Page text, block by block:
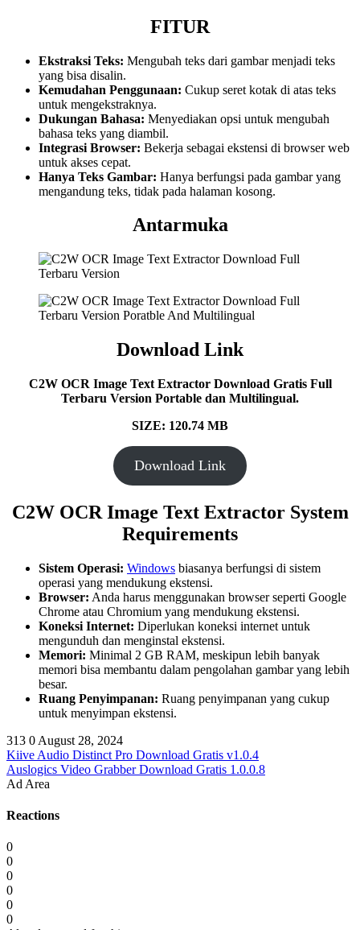
FITUR
Ekstraksi Teks: Mengubah teks dari gambar menjadi teks
yang bisa disalin.
Kemudahan Penggunaan: Cukup seret kotak di atas teks
untuk mengekstraknya.
Dukungan Bahasa: Menyediakan opsi untuk mengubah
bahasa teks yang diambil.
Integrasi Browser: Bekerja sebagai ekstensi di browser web
untuk akses cepat.
Hanya Teks Gambar: Hanya berfungsi pada gambar yang
mengandung teks, tidak pada halaman kosong.
Antarmuka
Download Link
C2W OCR Image Text Extractor Download Gratis Full
Terbaru Version Portable dan Multilingual.
SIZE: 120.74 MB
Download Link
C2W OCR Image Text Extractor System
Requirements
Sistem Operasi: Windows biasanya berfungsi di sistem
operasi yang mendukung ekstensi.
Browser: Anda harus menggunakan browser seperti Google
Chrome atau Chromium yang mendukung ekstensi.
Koneksi Internet: Diperlukan koneksi internet untuk
mengunduh dan menginstal ekstensi.
Memori: Minimal 2 GB RAM, meskipun lebih banyak
memori bisa membantu dalam pengolahan gambar yang lebih
besar.
Ruang Penyimpanan: Ruang penyimpanan yang cukup
untuk menyimpan ekstensi.
313 0 August 28, 2024
Kiive Audio Distinct Pro Download Gratis v1.0.4
Auslogics Video Grabber Download Gratis 1.0.0.8
Ad Area
Reactions
0
0
0
0
0
0